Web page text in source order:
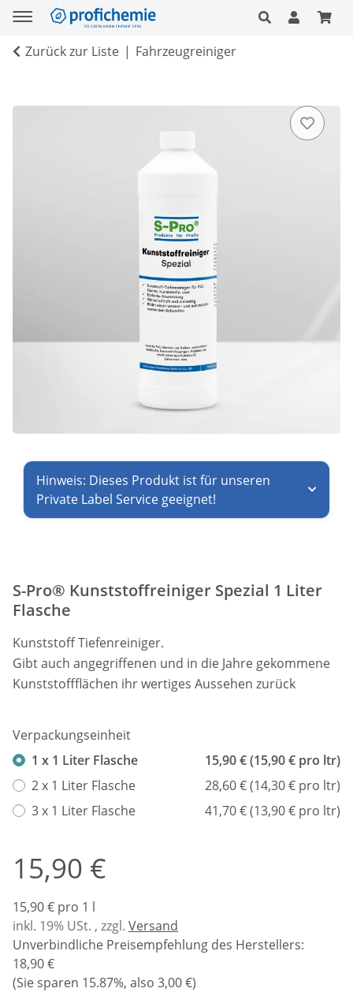
Zurück zur Liste Fahrzeugreiniger
Hinweis: Dieses Produkt ist für unseren
Private Label Service geeignet!
S-Pro® Kunststoffreiniger Spezial 1 Liter
Flasche
Kunststoff Tiefenreiniger.
Gibt auch angegriffenen und in die Jahre gekommene
Kunststoffflächen ihr wertiges Aussehen zurück
Verpackungseinheit
1 x 1 Liter Flasche
15,90 € (15,90 € pro ltr)
2 x 1 Liter Flasche
28,60 € (14,30 € pro ltr)
3 x 1 Liter Flasche
41,70 € (13,90 € pro ltr)
15,90 €
15,90 € pro 1 l
inkl. 19% USt. , zzgl. Versand
Unverbindliche Preisempfehlung des Herstellers:
18,90 €
(Sie sparen 15.87%, also 3,00 €)